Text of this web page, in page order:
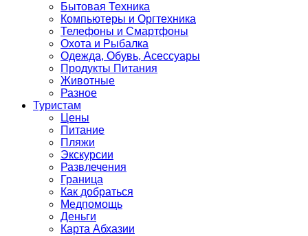
Бытовая Техника
Компьютеры и Оргтехника
Телефоны и Смартфоны
Охота и Рыбалка
Одежда, Обувь, Асессуары
Продукты Питания
Животные
Разное
Туристам
Цены
Питание
Пляжи
Экскурсии
Развлечения
Граница
Как добраться
Медпомощь
Деньги
Карта Абхазии